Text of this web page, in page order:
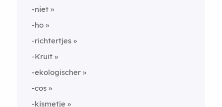
-niet
-ho
-richtertjes
-Kruit
-ekologischer
-cos
-kismetje